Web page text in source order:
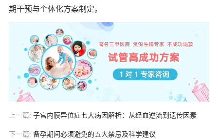
期干预与个体化方案制定。
上一篇: 子宫内膜异位症七大病因解析：从经血逆流到遗传因素
下一篇: 备孕期间必须避免的五大禁忌及科学建议